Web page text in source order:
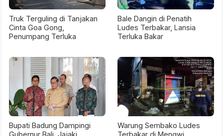
Truk Terguling di Tanjakan
Cinta Goa Gong,
Penumpang Terluka
Bale Dangin di Penatih
Ludes Terbakar, Lansia
Terluka Bakar
Bupati Badung Dampingi
Gubernur Bali, Jajaki
Warung Sembako Ludes
Terbakar di Mengwi,